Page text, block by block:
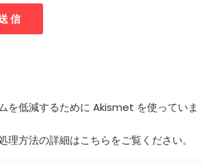
を低減するために Akismet を使っていま
理方法の詳細はこちらをご覧ください。